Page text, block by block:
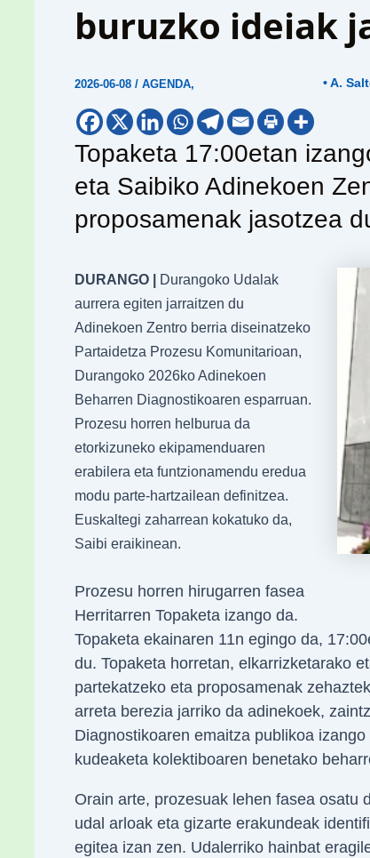
buruzko ideiak
2026-06-08 / AGENDA, • A.
Topaketa 17:00etan
eta Saibiko Adinekoen
proposamenak jasotzea
DURANGO |
Durangoko Udalak
aurrera egiten jarraitzen du
Adinekoen Zentro berria diseinatzeko
Partaidetza Prozesu Komunitarioan,
Durangoko 2026ko Adinekoen
Beharren Diagnostikoaren esparruan.
Prozesu horren helburua da
etorkizuneko ekipamenduaren
erabilera eta funtzionamendu eredua
modu parte-hartzailean definitzea.
Euskaltegi zaharrean kokatuko da,
Saibi eraikinean.
Prozesu horren hirugarren fasea
Herritarren Topaketa izango da.
Topaketa ekainaren 11n egingo da,
du. Topaketa horretan, elkarrizketarako
partekatzeko eta proposamenak
arreta berezia jarriko da adinekoek,
Diagnostikoaren emaitza publikoa
kudeaketa kolektiboaren benetako
Orain arte, prozesuak lehen fasea osatu
udal arloak eta gizarte erakundeak
egitea izan zen. Udalerriko hainbat